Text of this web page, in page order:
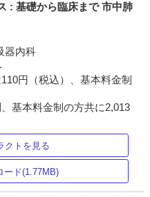
: 基礎から臨床まで 市中肺
器内科
円（税込）、基本料金制
基本料金制の方共に2,013
クトを見る
ード(1.77MB)